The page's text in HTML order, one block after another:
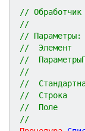
// Обработчик
//
// Параметры:
//  Элемент
//
//
//
//  Строка
//  Поле
//